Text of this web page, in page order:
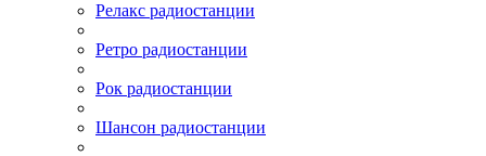
Релакс радиостанции
Ретро радиостанции
Рок радиостанции
Шансон радиостанции